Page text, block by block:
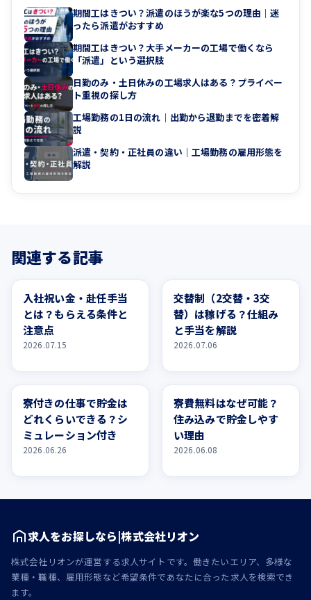
期間工はきつい？派遣のほうが楽な5つの理由｜迷
ったら派遣がおすすめ
期間工はきつい？大手メーカーの工場で働くなら
「派遣」という選択肢
日勤のみ・土日休みの工場求人はある？プライベー
ト重視の探し方
工場勤務の1日の流れ｜出勤から退勤までを密着解
説
派遣・契約・正社員の違い｜工場勤務の雇用形態を
解説
関連する記事
お金
入社祝い金・赴任手当
とは？もらえる条件と
注意点
2026.07.15
お金
交替制（2交替・3交
替）は稼げる？仕組み
と手当を解説
2026.07.06
お金
寮付きの仕事で貯金は
どれくらいできる？シ
ミュレーション付き
2026.06.26
お金
寮費無料はなぜ可能？
住み込みで貯金しやす
い理由
2026.06.08
求人をお探しなら|株式会社リオン
株式会社リオンが運営する求人サイトです。働きたいエリア、多様な
業種・職種、雇用形態など希望条件であなたに合った求人を検索でき
ます。